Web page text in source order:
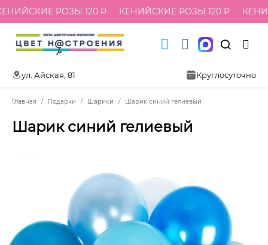
РОЗЫ 120 Р КЕНИЙСКИЕ РОЗЫ 120 Р
ул. Айская, 81 Круглосуточно
Главная Подарки Шарики Шарик синий гелиевый
Шарик синий гелиевый